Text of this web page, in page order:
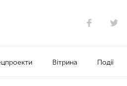
Вітрина Події